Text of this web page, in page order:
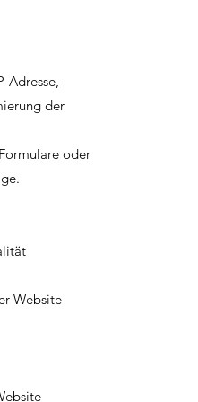
Adresse,
der
oder
Website